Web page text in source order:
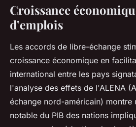
Croissance
d’emplois
Les accords de libre-échange
croissance économique en
international entre les pays
l'analyse des effets de l'ALENA
échange nord-américain) montre
notable du PIB des nations